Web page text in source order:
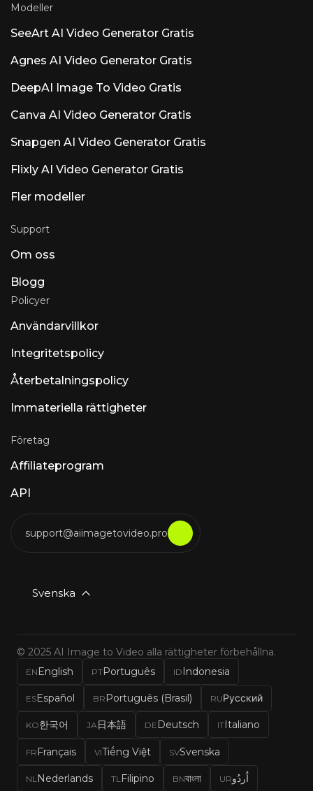
Modeller
SeeArt AI Video Generator Gratis
Agnes AI Video Generator Gratis
DeepAI Image To Video Gratis
Canva AI Video Generator Gratis
Snapgen AI Video Generator Gratis
Flixly AI Video Generator Gratis
Fler modeller
Support
Om oss
Blogg
Policyer
Användarvillkor
Integritetspolicy
Återbetalningspolicy
Immateriella rättigheter
Företag
Affiliateprogram
API
support@aiimagetovideo.pro
Svenska
© 2025 AI Image to Video alla rättigheter förbehållna.
EN English PTPortuguês ID Indonesia
ESEspañol BR Português (Brasil) RUРусский
KO한국어 JA 日本語 DE Deutsch IT Italiano
FR Français VITiếng Việt SVSvenska
NL Nederlands TL Filipino BNবাংলা URاُردُو